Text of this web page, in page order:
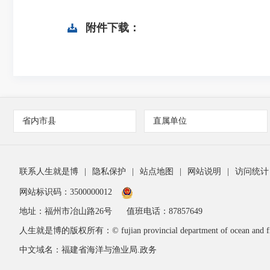
附件下载：
省内市县 直属单位
联系人生就是博 隐私保护 站点地图 网站说明 访问统计
网站标识码：3500000012
地址：福州市冶山路26号 值班电话：87857649
人生就是博的版权所有：© fujian provincial department of ocean and
中文域名：福建省海洋与渔业局.政务